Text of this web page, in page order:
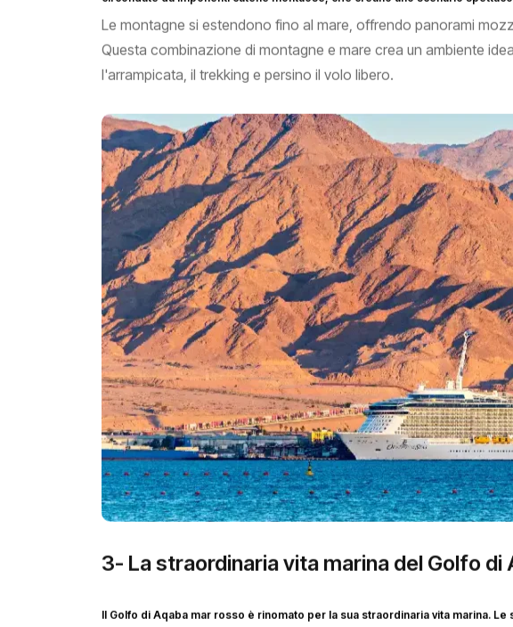
Le montagne si estendono fino al mare, offrendo panorami
Questa combinazione di montagne e mare crea un ambiente
l'arrampicata, il trekking e persino il volo libero.
3- La straordinaria vita marina del Golfo di
Il Golfo di Aqaba mar rosso è rinomato per la sua straordinaria vita marina.